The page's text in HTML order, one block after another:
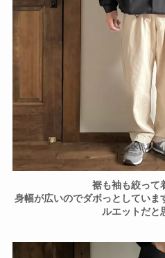
裾も袖も絞って
身幅が広いのでダボっとしていま
ルエットだと